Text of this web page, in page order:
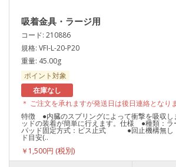
吸着金具・ラージ用
コード: 210886
規格: VFI-L-20-P20
重量: 45.00g
ポイント対象
在庫なし
＊ ご注文を承れますが発送日は後日連絡となりま
特徴 ●内臓のスプリングによって衝撃を吸
ッドの装着が簡単に行えます。仕様 ●種類
パッド固定方式：ビス止式 ●回止機構
ド目安(..
￥1,500円